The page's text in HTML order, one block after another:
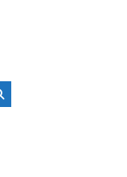
株式会社
日本では珍しい「海外ブ
商品」「コストパフォー
SMART